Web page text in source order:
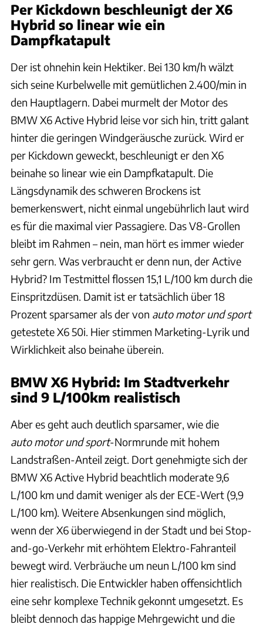
Per Kickdown beschleunigt der X6
Hybrid so linear wie ein
Dampfkatapult
Der ist ohnehin kein Hektiker. Bei 130 km/h wälzt
sich seine Kurbelwelle mit gemütlichen 2.400/min in
den Hauptlagern. Dabei murmelt der Motor des
BMW X6 Active Hybrid leise vor sich hin, tritt galant
hinter die geringen Windgeräusche zurück. Wird er
per Kickdown geweckt, beschleunigt er den X6
beinahe so linear wie ein Dampfkatapult. Die
Längsdynamik des schweren Brockens ist
bemerkenswert, nicht einmal ungebührlich laut wird
es für die maximal vier Passagiere. Das V8-Grollen
bleibt im Rahmen – nein, man hört es immer wieder
sehr gern. Was verbraucht er denn nun, der Active
Hybrid? Im Testmittel flossen 15,1 L/100 km durch die
Einspritzdüsen. Damit ist er tatsächlich über 18
Prozent sparsamer als der von auto motor und sport
getestete X6 50i. Hier stimmen Marketing-Lyrik und
Wirklichkeit also beinahe überein.
BMW X6 Hybrid: Im Stadtverkehr
sind 9 L/100km realistisch
Aber es geht auch deutlich sparsamer, wie die
auto motor und sport-Normrunde mit hohem
Landstraßen-Anteil zeigt. Dort genehmigte sich der
BMW X6 Active Hybrid beachtlich moderate 9,6
L/100 km und damit weniger als der ECE-Wert (9,9
L/100 km). Weitere Absenkungen sind möglich,
wenn der X6 überwiegend in der Stadt und bei Stop-
and-go-Verkehr mit erhöhtem Elektro-Fahranteil
bewegt wird. Verbräuche um neun L/100 km sind
hier realistisch. Die Entwickler haben offensichtlich
eine sehr komplexe Technik gekonnt umgesetzt. Es
bleibt dennoch das happige Mehrgewicht und die